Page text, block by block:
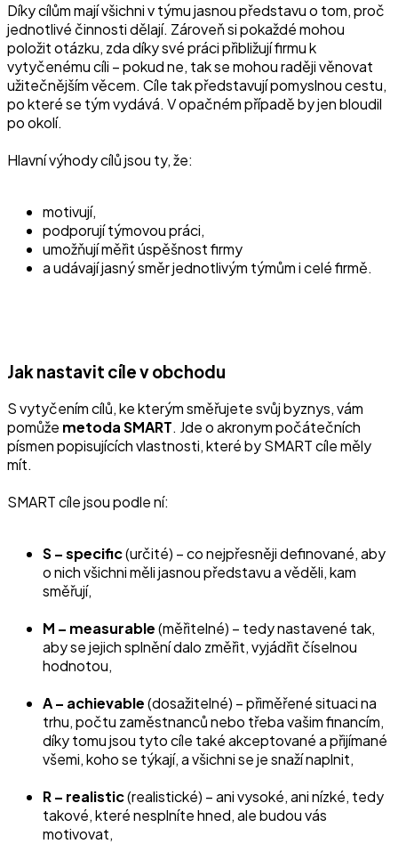
Díky cílům mají všichni v týmu jasnou představu o tom, proč
jednotlivé činnosti dělají. Zároveň si pokaždé mohou
položit otázku, zda díky své práci přibližují firmu k
vytyčenému cíli –⁠ pokud ne, tak se mohou raději věnovat
užitečnějším věcem. Cíle tak představují pomyslnou cestu,
po které se tým vydává. V opačném případě by jen bloudil
po okolí.
Hlavní výhody cílů jsou ty, že:
motivují,
podporují týmovou práci,
umožňují měřit úspěšnost firmy
a udávají jasný směr jednotlivým týmům i celé firmě.
Jak nastavit cíle v obchodu
S vytyčením cílů, ke kterým směřujete svůj byznys, vám
pomůže metoda SMART. Jde o akronym počátečních
písmen popisujících vlastnosti, které by SMART cíle měly
mít.
SMART cíle jsou podle ní:
S – specific(určité) – co nejpřesněji definované, aby
o nich všichni měli jasnou představu a věděli, kam
směřují,
M – measurable(měřitelné) – tedy nastavené tak,
aby se jejich splnění dalo změřit, vyjádřit číselnou
hodnotou,
A – achievable(dosažitelné) – přiměřené situaci na
trhu, počtu zaměstnanců nebo třeba vašim financím,
díky tomu jsou tyto cíle také akceptované a přijímané
všemi, koho se týkají, a všichni se je snaží naplnit,
R – realistic(realistické) – ani vysoké, ani nízké, tedy
takové, které nesplníte hned, ale budou vás
motivovat,